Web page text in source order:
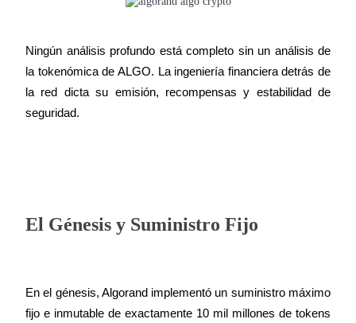
Ningún análisis profundo está completo sin un análisis de
la tokenómica de ALGO. La ingeniería financiera detrás de
la red dicta su emisión, recompensas y estabilidad de
seguridad.
El Génesis y Suministro Fijo
En el génesis, Algorand implementó un suministro máximo
fijo e inmutable de exactamente 10 mil millones de tokens